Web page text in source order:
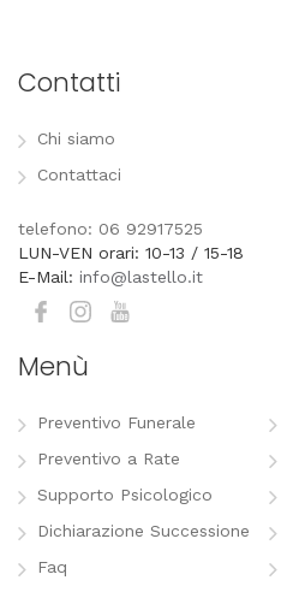
Contatti
Chi siamo
Contattaci
telefono: 06 92917525
LUN-VEN orari: 10-13 / 15-18
E-Mail: info@lastello.it
Menù
Preventivo Funerale
Preventivo a Rate
Supporto Psicologico
Dichiarazione Successione
Faq